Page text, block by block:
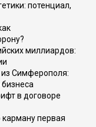
потенциал,
миллиардов:
из Симферополя:
в договоре
карману первая